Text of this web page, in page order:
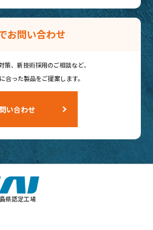
お問い合わせ
策、新技術採用のご相談など、
合った製品をご提案します。
い合わせ
県認定工場